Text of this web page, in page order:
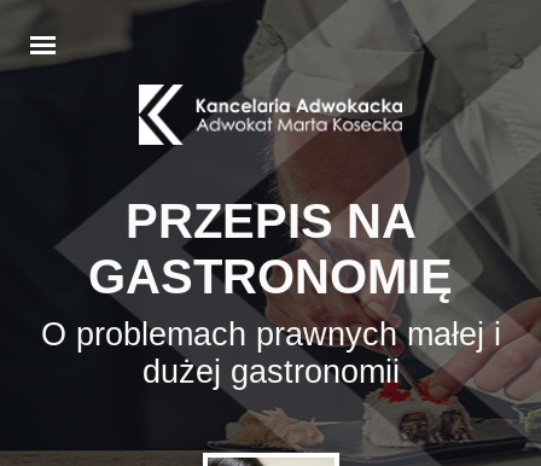
PRZEPIS NA
GASTRONOMIĘ
O problemach prawnych małej i
dużej gastronomii